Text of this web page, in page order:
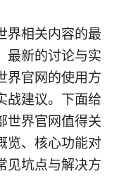
界相关内容的最
最新的讨论与实
界官网的使用方
战建议。下面给
世界官网值得关
览、核心功能对
见坑点与解决方